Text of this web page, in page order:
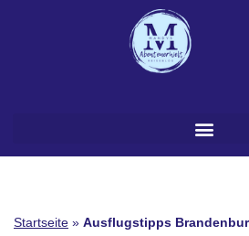
Startseite » Ausflugstipps